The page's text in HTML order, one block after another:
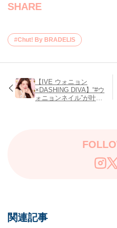
SHARE
Chut! By BRADELIS
【IVE ウォニョン
×DASHING DIVA】“#ウ
ォニョンネイル”が叶う
関連記事